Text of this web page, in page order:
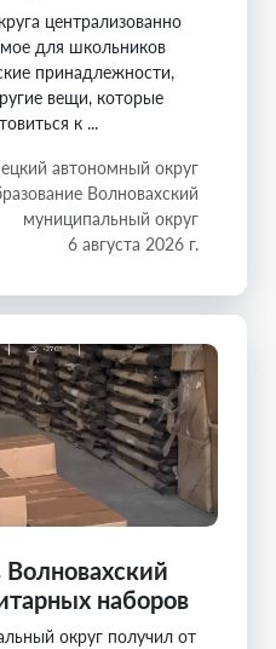
централизованно
для школьников
принадлежности,
вещи, которые
к ...
автономный округ
Волновахский
муниципальный округ
6 августа 2026 г.
наборов
округ получил от